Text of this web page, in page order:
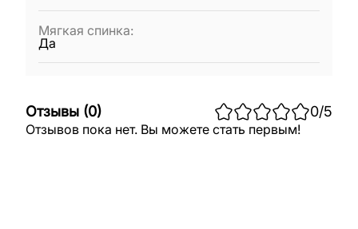
Мягкая спинка:
Да
Отзывы (0) 0/5
Отзывов пока нет. Вы можете стать первым!